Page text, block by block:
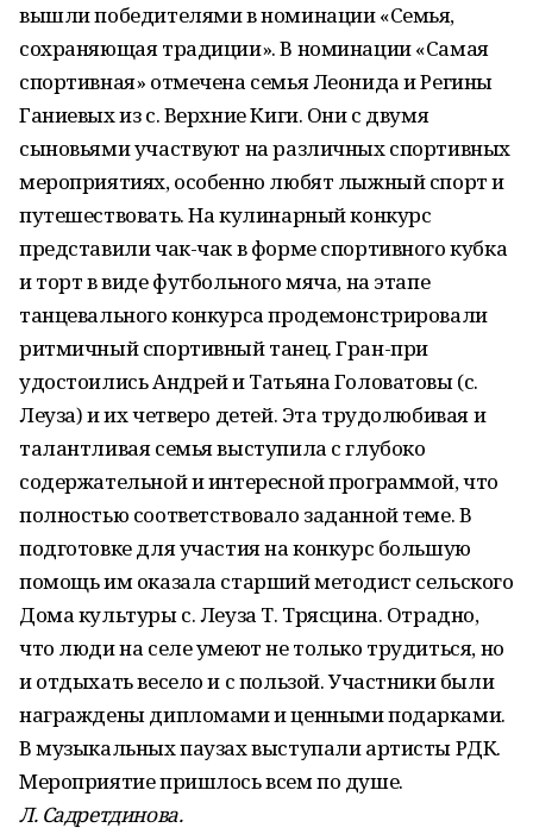
вышли победителями в номинации «Семья,
сохраняющая традиции». В номинации «Самая
спортивная» отмечена семья Леонида и Регины
Ганиевых из с. Верхние Киги. Они с двумя
сыновьями участвуют на различных спортивных
мероприятиях, особенно любят лыжный спорт и
путешествовать. На кулинарный конкурс
представили чак-чак в форме спортивного кубка
и торт в виде футбольного мяча, на этапе
танцевального конкурса продемонстрировали
ритмичный спортивный танец. Гран-при
удостоились Андрей и Татьяна Головатовы (с.
Леуза) и их четверо детей. Эта трудолюбивая и
талантливая семья выступила с глубоко
содержательной и интересной программой, что
полностью соответствовало заданной теме. В
подготовке для участия на конкурс большую
помощь им оказала старший методист сельского
Дома культуры с. Леуза Т. Трясцина. Отрадно,
что люди на селе умеют не только трудиться, но
и отдыхать весело и с пользой. Участники были
награждены дипломами и ценными подарками.
В музыкальных паузах выступали артисты РДК.
Мероприятие пришлось всем по душе.
Л. Садретдинова.